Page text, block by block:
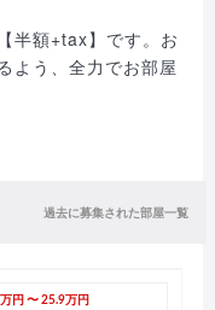
半額+tax】です。お
よう、全力でお部屋
過去に募集された部屋一覧
円 〜 25.9万円